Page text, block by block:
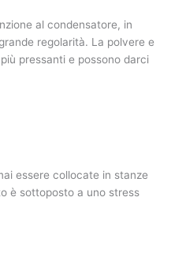
al condensatore, in
regolarità. La polvere e
pressanti e possono darci
essere collocate in stanze
è sottoposto a uno stress